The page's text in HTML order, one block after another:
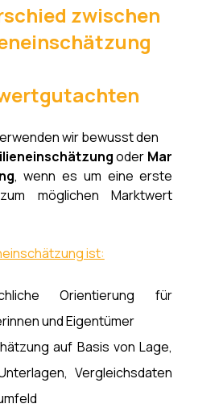
zwischen
wir bewusst den
oder Mar
, wenn es um eine erste
möglichen Marktwert
ist:
Orientierung für
und Eigentümer
auf Basis von Lage,
Vergleichsdaten